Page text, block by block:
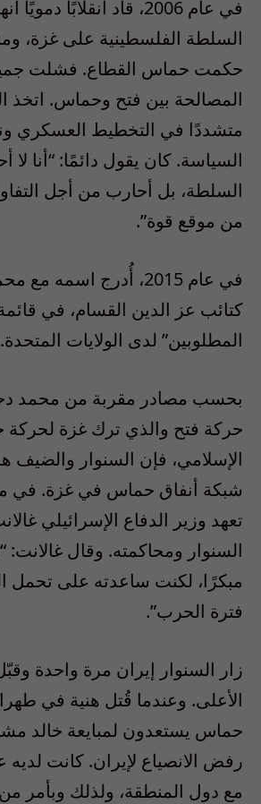
في عام 2006، قاد انقلابًا
السلطة الفلسطينية على غزة،
حكمت حماس القطاع. فشلت
المصالحة بين فتح وحماس. اتخذ
متشددًا في التخطيط العسكري
السياسة. كان يقول دائمًا: “أنا
السلطة، بل أحارب من أجل
من موقع قوة”.
في عام 2015، أُدرج اسمه
كتائب عز الدين القسام، في قائمة
المطلوبين” لدى الولايات المتحدة.
بحسب مصادر مقربة من محمد
حركة فتح والذي ترك غزة لحركة
الإسلامي، فإن السنوار والضيف
شبكة أنفاق حماس في غزة. في
تعهد وزير الدفاع الإسرائيلي
السنوار ومحاكمته. وقال غالانت:
مبكرًا، لكنت ساعدته على تحمل
فترة الحرب”.
زار السنوار إيران مرة واحدة
الأعلى. وعندما قُتل هنية في
حماس يستعدون لمبايعة خالد
رفض الانصياع لإيران. كانت
مع دول المنطقة، ولذلك وبأمر